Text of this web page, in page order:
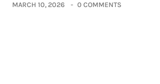
MARCH 10, 2026 0 COMMENTS